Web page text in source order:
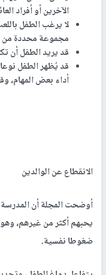
الآخرين أو أفراد
لا يرغب الطفل
مجموعة محددة من
قد يريد الطفل أن
قد يُظهر الطفل نوعا
أداء بعض المهام،
الانقطاع عن الوالدين
أوضحت المجلة أن
يحبهم أكثر من غيرهم، وهو
ضغوطا نفسية.